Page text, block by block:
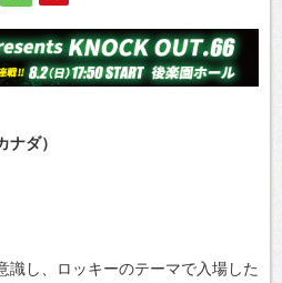
ダ）
識し、ロッキーのテーマで入場した